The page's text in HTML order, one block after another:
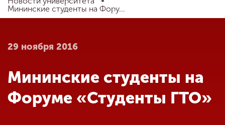
Главная
Абитуриенту
Мининские студенты на Фору...
29 ноября 2016
Мининские студенты на
Форуме «Студенты ГТО»